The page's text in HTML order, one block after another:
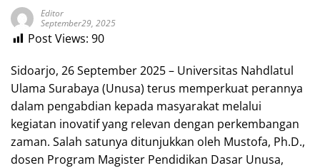
Editor
September29, 2025
Post Views: 90
Sidoarjo, 26 September 2025 – Universitas Nahdlatul
Ulama Surabaya (Unusa) terus memperkuat perannya
dalam pengabdian kepada masyarakat melalui
kegiatan inovatif yang relevan dengan perkembangan
zaman. Salah satunya ditunjukkan oleh Mustofa, Ph.D.,
dosen Program Magister Pendidikan Dasar Unusa,